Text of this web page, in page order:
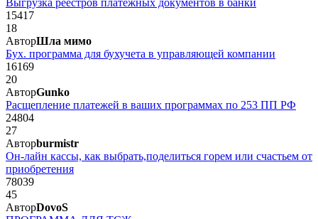
15417
18
АвторШла мимо
Бух. программа для бухучета в управляющей компании
16169
20
АвторGunko
Расщепление платежей в ваших программах по 253 ПП РФ
24804
27
Авторburmistr
Он-лайн кассы, как выбрать,поделиться горем или счастьем от
приобретения
78039
45
АвторDovoS